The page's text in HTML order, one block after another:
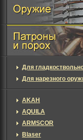
Для
Для нарезного
AKAH
AQUILA
ARMSCOR
Blaser